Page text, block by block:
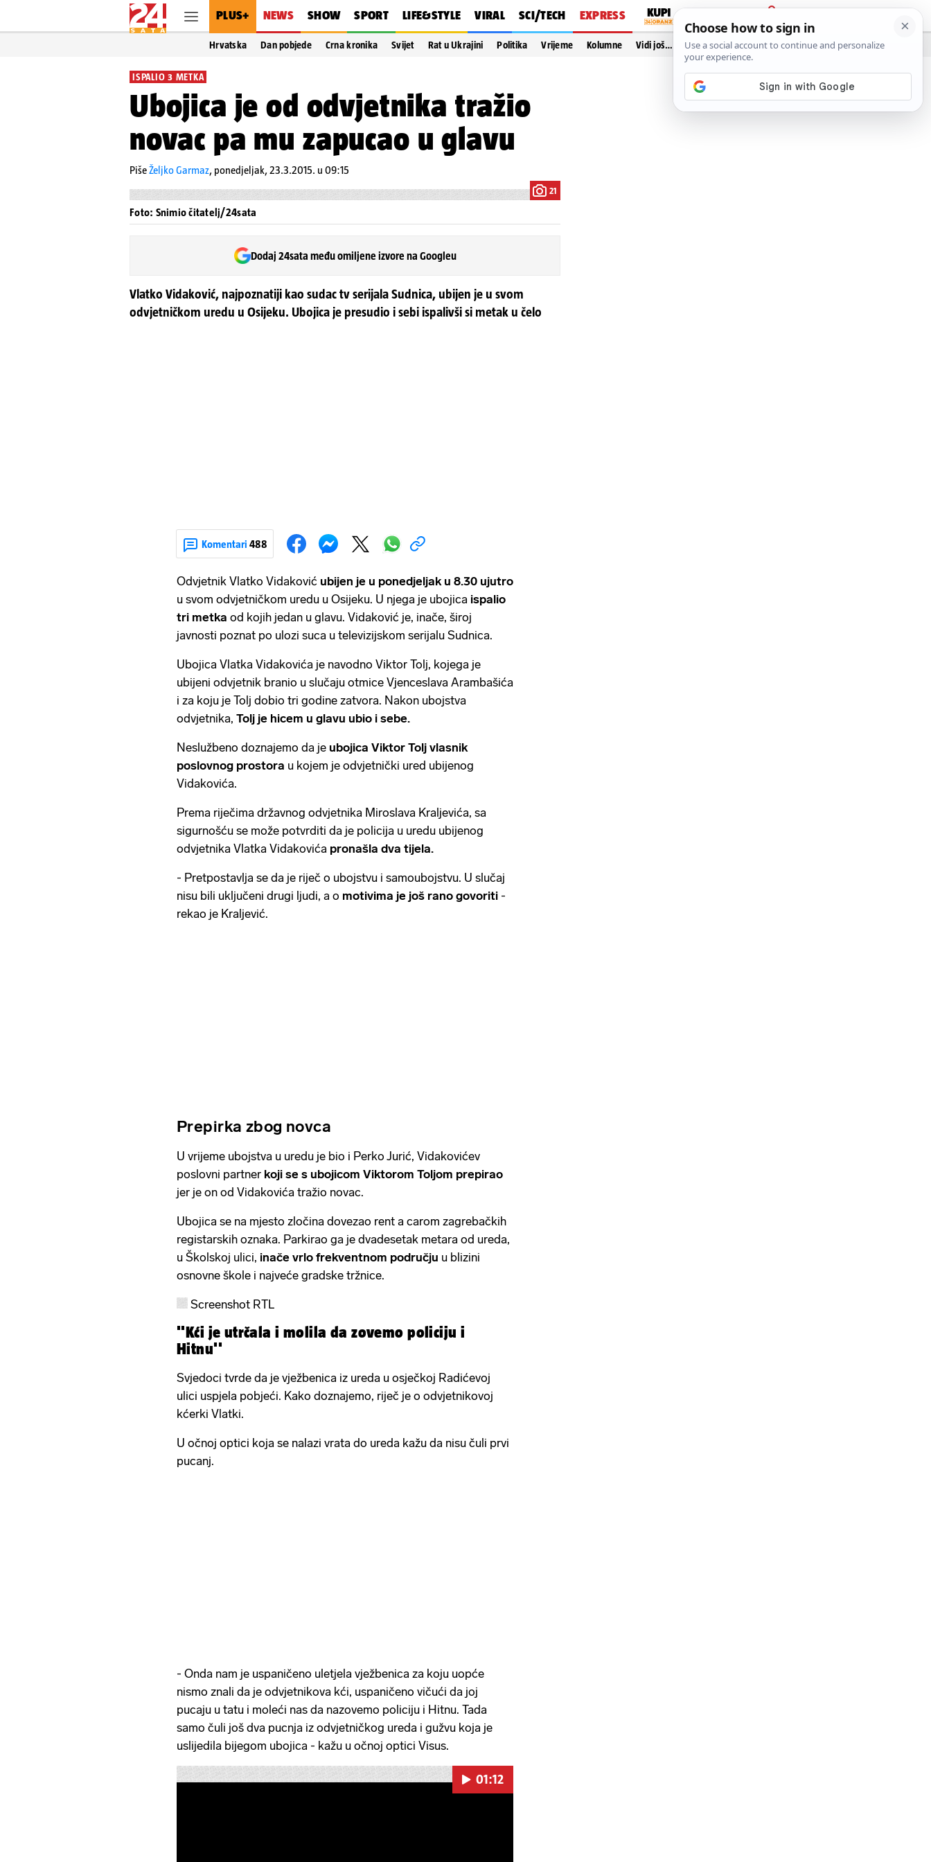
PLUS+ NEWS SHOW SPORT LIFE&STYLE VIRAL SCI/TECH EXPRESS
PRIJAVA
Hrvatska Dan pobjede Crna kronika Svijet Rat u Ukrajini Politika Vrijeme Kolumne Vidi još…
ISPALIO 3 METKA
Ubojica je od odvjetnika tražio
novac pa mu zapucao u glavu
PišeŽeljko Garmaz, ponedjeljak, 23.3.2015. u 09:15
21
Foto: Snimio čitatelj/24sata
Dodaj 24sata među omiljene izvore na Googleu
Vlatko Vidaković, najpoznatiji kao sudac tv serijala Sudnica, ubijen je u svom
odvjetničkom uredu u Osijeku. Ubojica je presudio i sebi ispalivši si metak u čelo
Komentari 488
Odvjetnik Vlatko Vidaković ubijen je u ponedjeljak u 8.30 ujutro
u svom odvjetničkom uredu u Osijeku. U njega je ubojica ispalio
tri metka od kojih jedan u glavu. Vidaković je, inače, široj
javnosti poznat po ulozi suca u televizijskom serijalu Sudnica.
Ubojica Vlatka Vidakovića je navodno Viktor Tolj, kojega je
ubijeni odvjetnik branio u slučaju otmice Vjenceslava Arambašića
i za koju je Tolj dobio tri godine zatvora. Nakon ubojstva
odvjetnika, Tolj je hicem u glavu ubio i sebe.
Neslužbeno doznajemo da je ubojica Viktor Tolj vlasnik
poslovnog prostora u kojem je odvjetnički ured ubijenog
Vidakovića.
Prema riječima državnog odvjetnika Miroslava Kraljevića, sa
sigurnošću se može potvrditi da je policija u uredu ubijenog
odvjetnika Vlatka Vidakovića pronašla dva tijela.
- Pretpostavlja se da je riječ o ubojstvu i samoubojstvu. U slučaj
nisu bili uključeni drugi ljudi, a o motivima je još rano govoriti -
rekao je Kraljević.
Prepirka zbog novca
U vrijeme ubojstva u uredu je bio i Perko Jurić, Vidakovićev
poslovni partner koji se s ubojicom Viktorom Toljom prepirao
jer je on od Vidakovića tražio novac.
Ubojica se na mjesto zločina dovezao rent a carom zagrebačkih
registarskih oznaka. Parkirao ga je dvadesetak metara od ureda,
u Školskoj ulici, inače vrlo frekventnom području u blizini
osnovne škole i najveće gradske tržnice.
Screenshot RTL
''Kći je utrčala i molila da zovemo policiju i
Hitnu''
Svjedoci tvrde da je vježbenica iz ureda u osječkoj Radićevoj
ulici uspjela pobjeći. Kako doznajemo, riječ je o odvjetnikovoj
kćerki Vlatki.
U očnoj optici koja se nalazi vrata do ureda kažu da nisu čuli prvi
pucanj.
- Onda nam je uspaničeno uletjela vježbenica za koju uopće
nismo znali da je odvjetnikova kći, uspaničeno vičući da joj
pucaju u tatu i moleći nas da nazovemo policiju i Hitnu. Tada
samo čuli još dva pucnja iz odvjetničkog ureda i gužvu koja je
uslijedila bijegom ubojica - kažu u očnoj optici Visus.
01:12